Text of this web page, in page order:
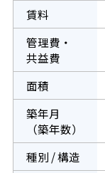
賃料
管理費・
共益費
面積
築年月
（築年数）
種別 / 構造